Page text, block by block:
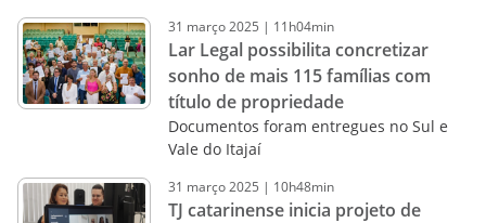
31 março2025 | 11h04min
Lar Legal possibilita concretizar
sonho de mais 115 famílias com
título de propriedade
Documentos foram entregues no Sul e
Vale do Itajaí
31 março2025 | 10h48min
TJ catarinense inicia projeto de